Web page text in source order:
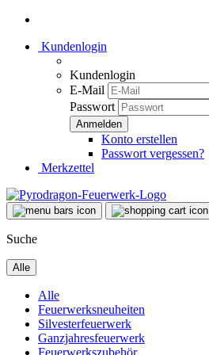
Kundenlogin
Kundenlogin
E-Mail
Passwort
Konto erstellen
Passwort vergessen?
Merkzettel
Suche
Alle
Alle
Feuerwerksneuheiten
Silvesterfeuerwerk
Ganzjahresfeuerwerk
Feuerwerkszubehör